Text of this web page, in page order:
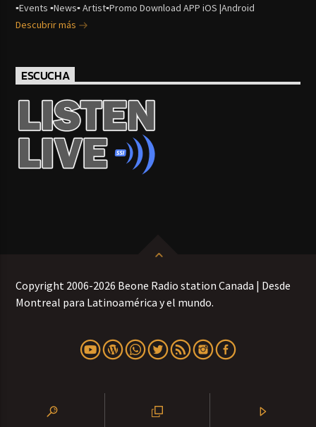
▪Events ▪News▪ Artist▪Promo Download APP iOS |Android
Descubrir más
ESCUCHA
Copyright 2006-2026 Beone Radio station Canada | Desde
Montreal para Latinoamérica y el mundo.